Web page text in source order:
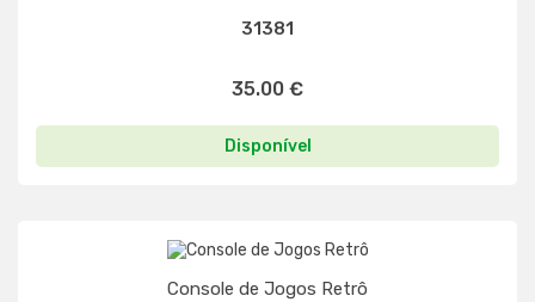
31381
35.00 €
Disponível
Console de Jogos Retrô